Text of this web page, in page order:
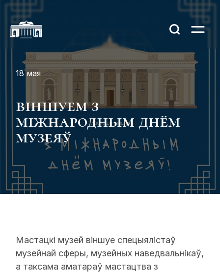
18 мая
віншуем з
міжнародным днём
музеяў
Мастацкі музей віншуе спецыялістаў
музейнай сферы, музейных наведвальнікаў,
а таксама аматараў мастацтва з